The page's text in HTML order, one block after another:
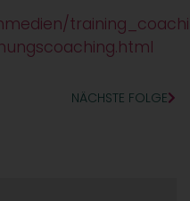
NÄCHSTE FOLGE